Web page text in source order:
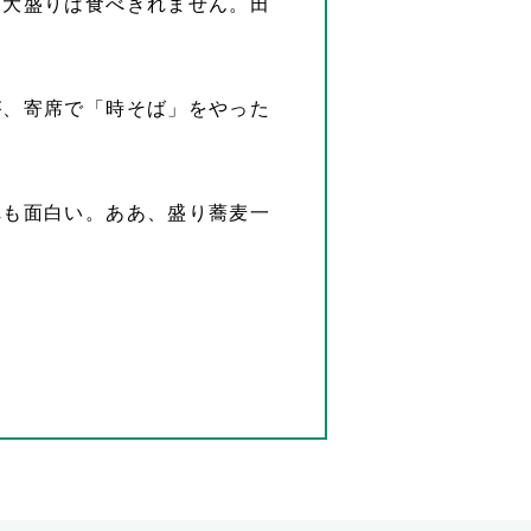
寄席で「時そば」をやった
面白い。ああ、盛り蕎麦一